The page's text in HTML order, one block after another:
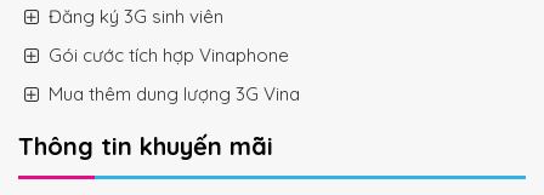
Đăng ký 3G sinh viên
Gói cước tích hợp Vinaphone
Mua thêm dung lượng 3G Vina
Thông tin khuyến mãi